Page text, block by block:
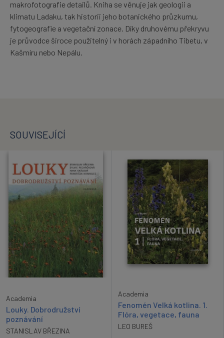
makrofotografie detailů. Kniha se věnuje jak geologii a
klimatu Ladaku, tak historii jeho botanického průzkumu,
fytogeografie a vegetační zonace. Díky druhovému překryvu
je průvodce široce použitelný i v horách západního Tibetu, v
Kašmíru nebo Nepálu.
SOUVISEJÍCÍ
Academia
Louky. Dobrodružství
poznávání
STANISLAV BŘEZINA
Academia
Fenomén Velká kotlina. 1.
Flóra, vegetace, fauna
LEO BUREŠ